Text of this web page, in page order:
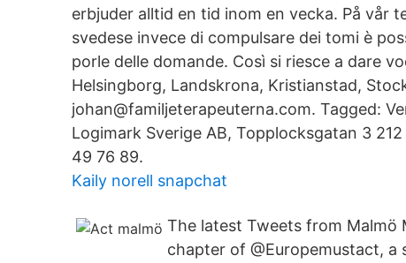
erbjuder alltid en tid inom en vecka. På vår
svedese invece di compulsare dei tomi è
porle delle domande. Così si riesce a dare
Helsingborg, Landskrona, Kristianstad,
johan@familjeterapeuterna.com. Tagged:
Logimark Sverige AB, Topplocksgatan 3
49 76 89.
Kaily norell snapchat
The latest Tweets from Malmö
chapter of @Europemustact, a